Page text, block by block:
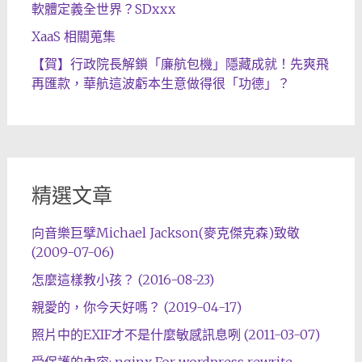
軟體定義全世界？SDxxx
XaaS 相關蒐集
【賀】行政院長解鎖「廉航包機」隱藏成就！先爽飛
再匯款，華航這波虧本生意做得很「功德」？
精選文章
向音樂巨擘Michael Jackson(麥克傑克森)致敬
(2009-07-06)
怎麼這樣教小孩？ (2016-08-23)
親愛的，你今天好嗎？ (2019-04-17)
照片中的EXIF才不是什麼敏感訊息咧 (2011-03-07)